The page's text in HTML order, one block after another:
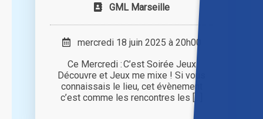
GML Marseille
mercredi 18 juin 2025 à 20h00
Ce Mercredi : C’est Soirée Jeux
Découvre et Jeux me mixe ! Si vous
connaissais le lieu, cet évènement
c’est comme les rencontres les [...]